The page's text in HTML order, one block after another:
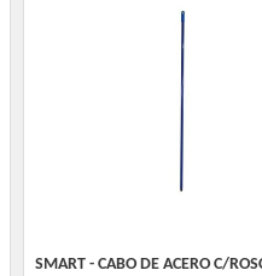
SMART - CABO DE ACERO C/